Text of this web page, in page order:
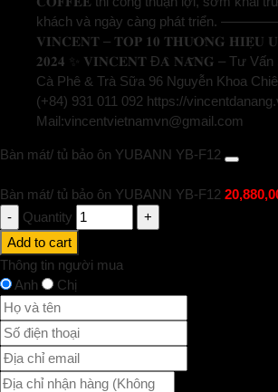
khách và ngày càng phát triển.
𝐕𝐈𝐍𝐂𝐄𝐍𝐓 – 𝐓𝐎𝐏 𝟏𝟎 𝐓𝐇𝐔̛𝐎̛𝐍𝐆 𝐇𝐈𝐄̣̂𝐔
𝟐𝟎𝟐𝟒 ✨ 𝐕𝐈𝐍𝐂𝐄𝐍𝐓 Đ𝐀̀ 𝐍𝐀̆̃𝐍𝐆 – Tư Vấn
Cà Phê & Trà Sữa 96 Nguyễn Khoa
(+84) 931 011 092 https://
Mail:vincentvietnamvn@gmail.com
Bàn mát/ tủ bảo ôn YUBANN YB-F12
Bàn mát/ tủ bảo ôn YUBANN YB-F12
Quantity
Add to cart
Thông tin người mua
Anh
Chị